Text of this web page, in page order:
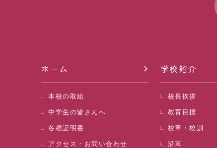
ホーム
本校の取組
中学生の皆さんへ
各種証明書
アクセス・お問い合わせ
学校紹介
校長挨拶
教育目標
校章・校訓
沿革